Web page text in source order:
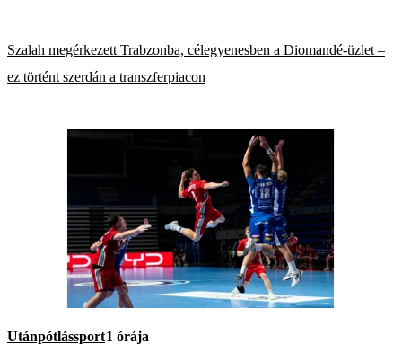
Szalah megérkezett Trabzonba, célegyenesben a Diomandé-üzlet –
ez történt szerdán a transzferpiacon
Utánpótlássport1 órája